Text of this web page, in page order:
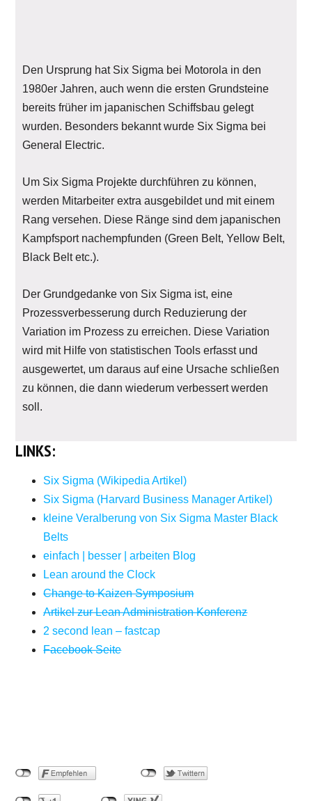
Den Ursprung hat Six Sigma bei Motorola in den
1980er Jahren, auch wenn die ersten Grundsteine
bereits früher im japanischen Schiffsbau gelegt
wurden. Besonders bekannt wurde Six Sigma bei
General Electric.
Um Six Sigma Projekte durchführen zu können,
werden Mitarbeiter extra ausgebildet und mit einem
Rang versehen. Diese Ränge sind dem japanischen
Kampfsport nachempfunden (Green Belt, Yellow Belt,
Black Belt etc.).
Der Grundgedanke von Six Sigma ist, eine
Prozessverbesserung durch Reduzierung der
Variation im Prozess zu erreichen. Diese Variation
wird mit Hilfe von statistischen Tools erfasst und
ausgewertet, um daraus auf eine Ursache schließen
zu können, die dann wiederum verbessert werden
soll.
LINKS:
Six Sigma (Wikipedia Artikel)
Six Sigma (Harvard Business Manager Artikel)
kleine Veralberung von Six Sigma Master Black
Belts
einfach | besser | arbeiten Blog
Lean around the Clock
Change to Kaizen Symposium
Artikel zur Lean Administration Konferenz
2 second lean – fastcap
Facebook Seite